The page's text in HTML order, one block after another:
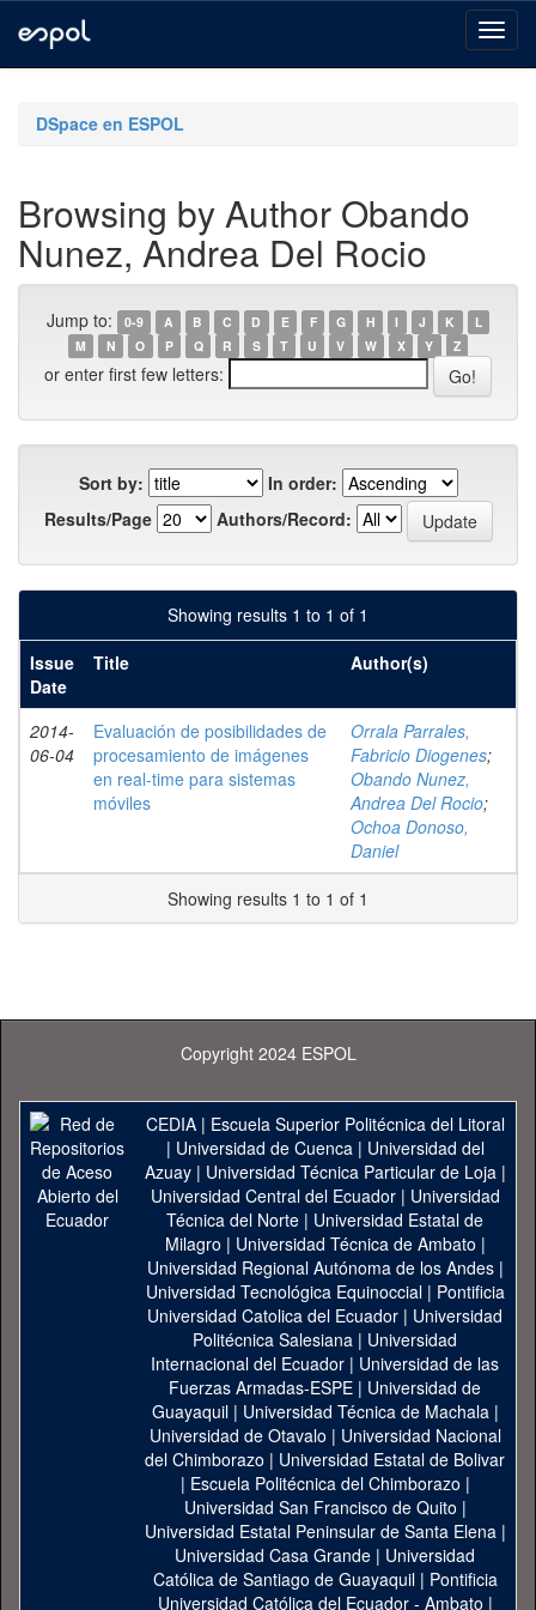
navigationDSpace en ESPOL
Browsing by Author Obando
Nunez, Andrea Del Rocio
Jump to: 0-9 A B C D E F G H I J K
L
M
N O P Q R S T U V W X Y Z
or enter first few letters:
Sort by:
In order:
Results/Page
Authors/Record:
Showing results 1 to 1 of 1
Issue
Date
Title Author(s)
2014-
06-04
Evaluación de posibilidades de
procesamiento de imágenes
en real-time para sistemas
móviles
Orrala Parrales,
Fabricio Diogenes;
Obando Nunez,
Andrea Del Rocio;
Ochoa Donoso,
Daniel
Showing results 1 to 1 of 1
Copyright 2024 ESPOL
CEDIA| Escuela Superior Politécnica del Litoral
| Universidad de Cuenca| Universidad del
Azuay| Universidad Técnica Particular de Loja|
Universidad Central del Ecuador| Universidad
Técnica del Norte | Universidad Estatal de
Milagro | Universidad Técnica de Ambato |
Universidad Regional Autónoma de los Andes|
Universidad Tecnológica Equinoccial| Pontificia
Universidad Catolica del Ecuador | Universidad
Politécnica Salesiana | Universidad
Internacional del Ecuador | Universidad de las
Fuerzas Armadas-ESPE | Universidad de
Guayaquil| Universidad Técnica de Machala|
Universidad de Otavalo | Universidad Nacional
del Chimborazo | Universidad Estatal de Bolivar
| Escuela Politécnica del Chimborazo |
Universidad San Francisco de Quito |
Universidad Estatal Peninsular de Santa Elena|
Universidad Casa Grande | Universidad
Católica de Santiago de Guayaquil| Pontificia
Universidad Católica del Ecuador - Ambato |